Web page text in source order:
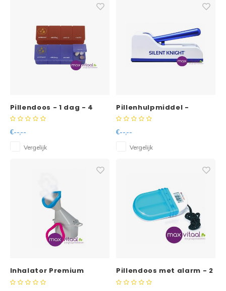
Pillendoos - 1 dag - 4
vakken - NL
€--,--
Vergelijk
Pillenhulpmiddel -
€--,--
Vergelijk
Inhalator Premium
Pillendoos met alarm - 2
vakken